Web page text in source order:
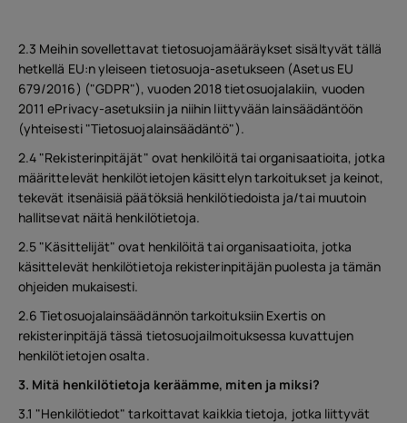
2.3 Meihin sovellettavat tietosuojamääräykset sisältyvät tällä
hetkellä EU:n yleiseen tietosuoja-asetukseen (Asetus EU
679/2016) ("GDPR"), vuoden 2018 tietosuojalakiin, vuoden
2011 ePrivacy-asetuksiin ja niihin liittyvään lainsäädäntöön
(yhteisesti "Tietosuojalainsäädäntö").
2.4 "Rekisterinpitäjät" ovat henkilöitä tai organisaatioita, jotka
määrittelevät henkilötietojen käsittelyn tarkoitukset ja keinot,
tekevät itsenäisiä päätöksiä henkilötiedoista ja/tai muutoin
hallitsevat näitä henkilötietoja.
2.5 "Käsittelijät" ovat henkilöitä tai organisaatioita, jotka
käsittelevät henkilötietoja rekisterinpitäjän puolesta ja tämän
ohjeiden mukaisesti.
2.6 Tietosuojalainsäädännön tarkoituksiin Exertis on
rekisterinpitäjä tässä tietosuojailmoituksessa kuvattujen
henkilötietojen osalta.
3. Mitä henkilötietoja keräämme, miten ja miksi?
3.1 "Henkilötiedot" tarkoittavat kaikkia tietoja, jotka liittyvät